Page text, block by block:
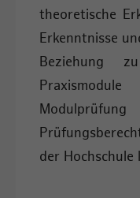
theoretische
Erkenntnisse
Beziehung
der Hochschule